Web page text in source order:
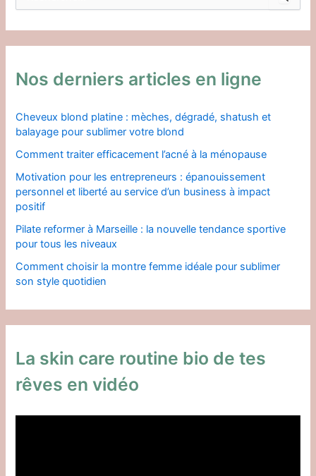
h
e
c
h
r
Nos derniers articles en ligne
Cheveux blond platine : mèches, dégradé, shatush et
balayage pour sublimer votre blond
Comment traiter efficacement l’acné à la ménopause
Motivation pour les entrepreneurs : épanouissement
personnel et liberté au service d’un business à impact
positif
Pilate reformer à Marseille : la nouvelle tendance sportive
pour tous les niveaux
Comment choisir la montre femme idéale pour sublimer
son style quotidien
La skin care routine bio de tes
rêves en vidéo